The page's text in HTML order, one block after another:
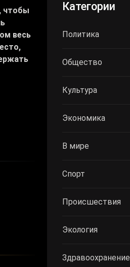
чтобы
весь
Категории
Политика
Общество
Культура
Экономика
В мире
Спорт
Происшествия
Экология
Здравоохранение